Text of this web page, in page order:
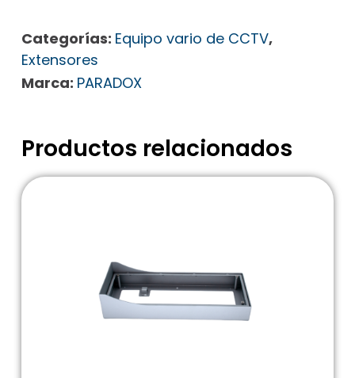
Categorías: Equipo vario de CCTV,
Extensores
Marca: PARADOX
Productos relacionados